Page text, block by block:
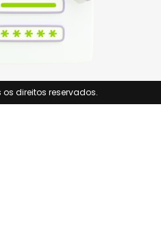
os direitos reservados.